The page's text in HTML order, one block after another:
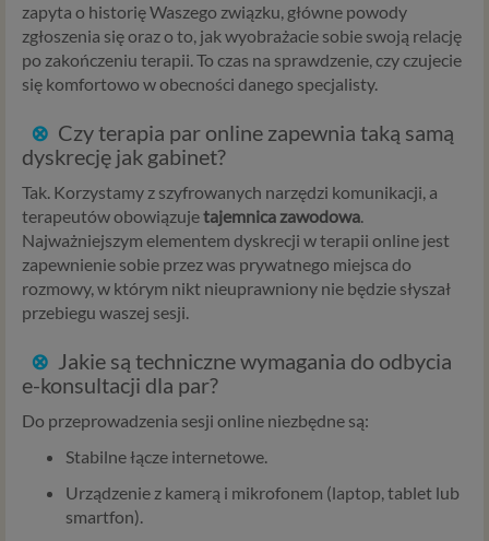
zapyta o historię Waszego związku, główne powody
zgłoszenia się oraz o to, jak wyobrażacie sobie swoją relację
po zakończeniu terapii. To czas na sprawdzenie, czy czujecie
się komfortowo w obecności danego specjalisty.
⊗ Czy terapia par online zapewnia taką samą
dyskrecję jak gabinet?
Tak. Korzystamy z szyfrowanych narzędzi komunikacji, a
terapeutów obowiązujetajemnica zawodowa.
Najważniejszym elementem dyskrecji w terapii online jest
zapewnienie sobie przez was prywatnego miejsca do
rozmowy, w którym nikt nieuprawniony nie będzie słyszał
przebiegu waszej sesji.
⊗ Jakie są techniczne wymagania do odbycia
e-konsultacji dla par?
Do przeprowadzenia sesji online niezbędne są:
Stabilne łącze internetowe.
Urządzenie z kamerą i mikrofonem (laptop, tablet lub
smartfon).
Ci wyświetlić reklamę na podobny temat).
Twoja dobrowolna zgoda. Aby móc pokazać
interesujące Cię oferty reklamowe (np. produktu lub
usługi, których możesz potrzebować) reklamodawcy
przetwarzania Twoich danych. Udzielenie takiej
zgody jest całkowicie dobrowolne, i jeśli nie chcesz,
masz również możliwość ograniczenia zakresu lub
zmiany zgody w dowolnym momencie.
Twoje dane, w ramach naszych usług, przetwarzane będą
wyłącznie w przypadku posiadania przez nas lub inny
podmiot przetwarzający dane jednej z dopuszczonych
dostosowanym do danej podstawy, zgodnie z opisem
powyżej. Twoje dane przetwarzane będą do czasu
przypadku udzielenia zgody do momentu jej cofnięcia,
ograniczenia lub innych działań z Twojej strony
danych do wykonania umowy – przez czas jej
wykonywania, a w przypadku, gdy podstawą